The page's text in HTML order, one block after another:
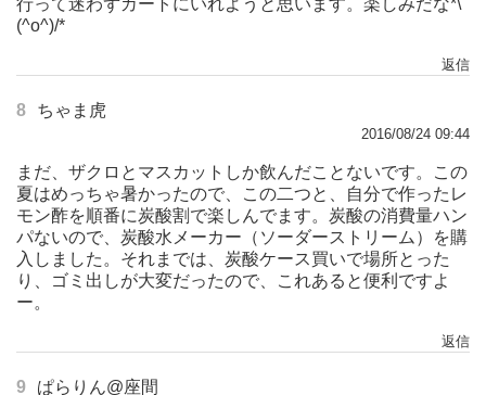
行って迷わずカートにいれようと思います。楽しみだな*\
(^o^)/*
返信
8 ちゃま虎
2016/08/24 09:44
まだ、ザクロとマスカットしか飲んだことないです。この
夏はめっちゃ暑かったので、この二つと、自分で作ったレ
モン酢を順番に炭酸割で楽しんでます。炭酸の消費量ハン
パないので、炭酸水メーカー（ソーダーストリーム）を購
入しました。それまでは、炭酸ケース買いで場所とった
り、ゴミ出しが大変だったので、これあると便利ですよ
ー。
返信
9 ぱらりん@座間